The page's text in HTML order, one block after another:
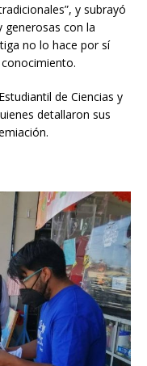
y subrayó
generosas con la
no lo hace por sí
de Ciencias y
detallaron sus